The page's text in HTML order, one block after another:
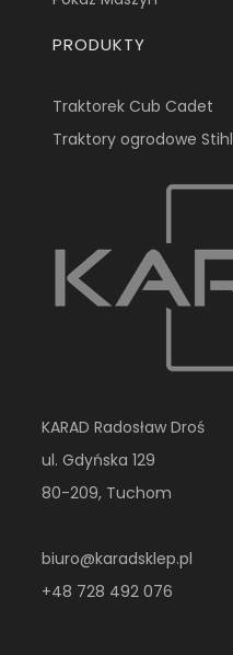
PRODUKTY
Traktorek Cub Cadet
Traktory ogrodowe Stihl
KARAD Radosław Droś
ul. Gdyńska 129
80-209, Tuchom
biuro@karadsklep.pl
+48 728 492 076